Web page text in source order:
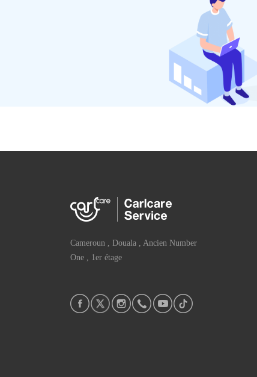
Cameroun , Douala , Ancien Number
One , 1er étage